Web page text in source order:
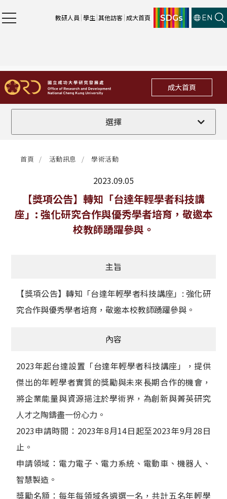
教研人員 學生 其他訪客 成大首頁 SDGs EN
成大首頁
選擇
全部
法規修訂
補助獎項
活動訊息
學術榮譽
其他
活動花絮
首頁 活動訊息 學術活動
2023.09.05
最新消息
【獎項公告】轉知「台達年輕學者科技講
座」: 強化研究合作與優秀學者培育，敬邀本
校教師踴躍參與。
主旨
【獎項公告】轉知「台達年輕學者科技講座」: 強化研
究合作與優秀學者培育，敬邀本校教師踴躍參與。
內容
2023年起台達設置「台達年輕學者科技講座」，提供
傑出的年輕學者實質的獎勵與未來長期合作的機會，
將企業能量與資源挹注於學術界，為創新與菁英研究
人才之陶鑄盡一份心力。
2023申請時間：2023年8月14日起至2023年9月28日
止。
申請領域：電力電子、電力系統、電動車、機器人、
智慧製造。
獎勵名額：每年每領域各遴選一名，共計五名年輕學